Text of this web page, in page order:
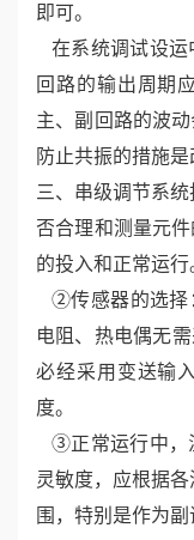
即可。
在系统调试设运
回路的输出周期
主、副回路的波
防止共振的措施是
三、串级调节系
否合理和测量元
的投入和正常运行
②传感器的选择
电阻、热电偶无
必经采用变送输
度。
③正常运行中，
灵敏度，应根据
围，特别是作为副